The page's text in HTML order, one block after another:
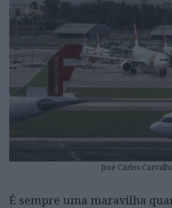
José Carlos
É sempre uma maravilha